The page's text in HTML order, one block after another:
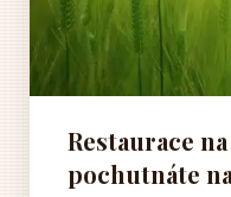
Restaurace
pochutnáte